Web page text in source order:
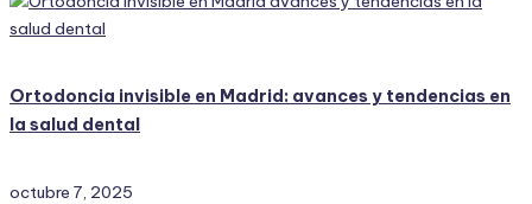
Ortodoncia invisible en Madrid: avances y tendencias en
la salud dental
octubre 7, 2025